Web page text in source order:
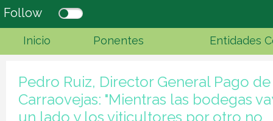
Follow
Inicio Ponentes Entidades
Pedro Ruiz, Director General Pago de
Carraovejas: "Mientras las bodegas
un lado y los viticultores por otro no